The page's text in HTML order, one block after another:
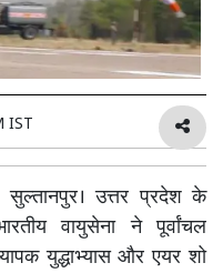
IST
उत्तर प्रदेश के
वायुसेना ने पूर्वांचल
युद्धाभ्यास और एयर शो